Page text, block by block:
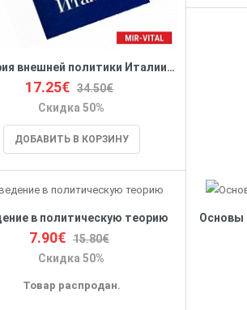
История внешней политики Италии: Учебник
17.25€ 34.50€
Скидка 50%
ДОБАВИТЬ В КОРЗИНУ
в политическую теорию
7.90€ 15.80€
Скидка 50%
Товар распродан.
Основы